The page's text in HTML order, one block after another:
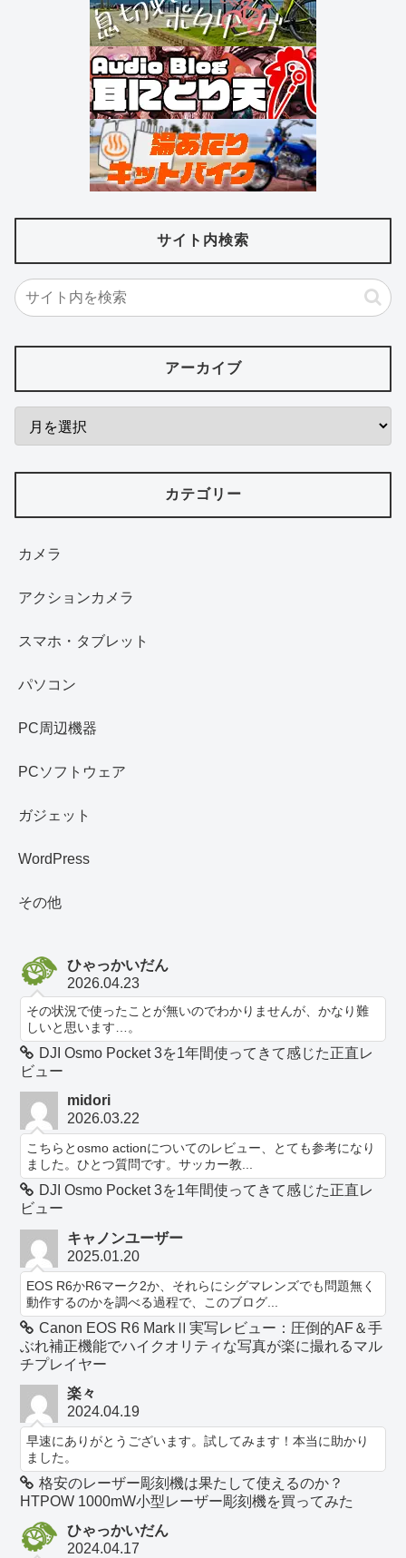
サイト内検索
アーカイブ
カテゴリー
カメラ
アクションカメラ
スマホ・タブレット
パソコン
PC周辺機器
PCソフトウェア
ガジェット
WordPress
その他
ひゃっかいだん
2026.04.23
その状況で使ったことが無いのでわかりませんが、かなり難
しいと思います…。
DJI Osmo Pocket 3を1年間使ってきて感じた正直レ
ビュー
midori
2026.03.22
こちらとosmo actionについてのレビュー、とても参考になり
ました。ひとつ質問です。サッカー教...
DJI Osmo Pocket 3を1年間使ってきて感じた正直レ
ビュー
キャノンユーザー
2025.01.20
EOS R6かR6マーク2か、それらにシグマレンズでも問題無く
動作するのかを調べる過程で、このブログ...
Canon EOS R6 MarkⅡ実写レビュー：圧倒的AF＆手
ぶれ補正機能でハイクオリティな写真が楽に撮れるマル
チプレイヤー
楽々
2024.04.19
早速にありがとうございます。試してみます！本当に助かり
ました。
格安のレーザー彫刻機は果たして使えるのか？
HTPOW 1000mW小型レーザー彫刻機を買ってみた
ひゃっかいだん
2024.04.17